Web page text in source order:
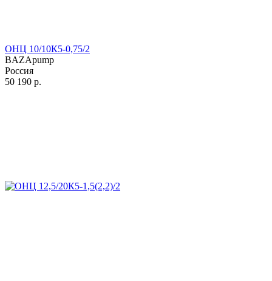
ОНЦ 10/10К5-0,75/2
BAZApump
Россия
50 190 р.